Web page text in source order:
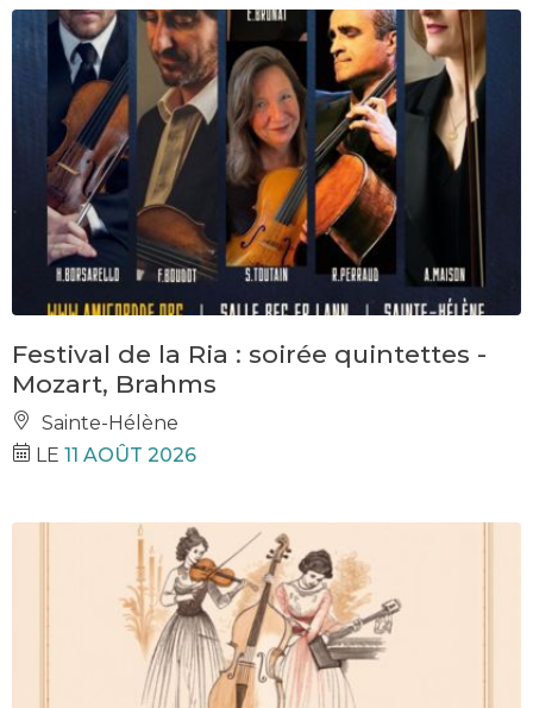
Festival de la Ria : soirée quintettes -
Mozart, Brahms
Sainte-Hélène
LE 11 AOÛT 2026